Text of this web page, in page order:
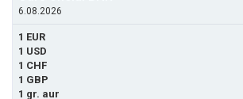
6.08.2026
1 EUR
1 USD
1 CHF
1 GBP
1 gr. aur